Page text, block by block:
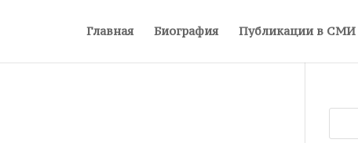
Главная Биография Публикации в СМИ